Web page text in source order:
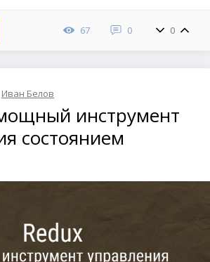
67 0 0
Иван Белов
инструмент
состоянием